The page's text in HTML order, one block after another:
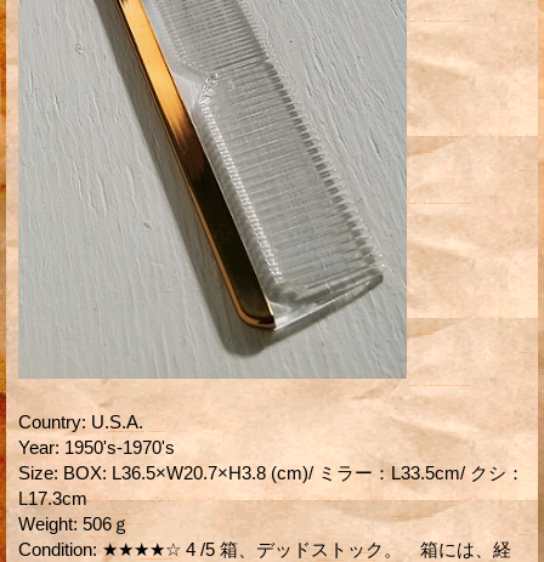
Country: U.S.A.
Year: 1950's-1970's
Size: BOX: L36.5×W20.7×H3.8 (cm)/ ミラー：L33.5cm/ クシ：
L17.3cm
Weight: 506ｇ
Condition: ★★★★☆ 4 /5 箱、デッドストック。 箱には、経